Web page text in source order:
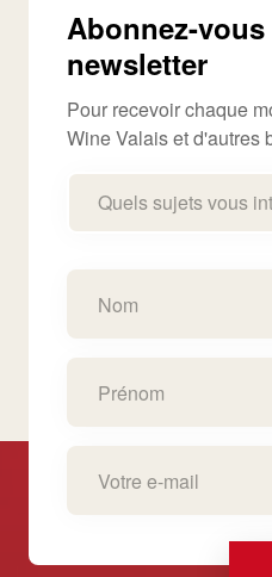
Abonnez-
newsletter
Pour recevoir chaque
Wine Valais et d'autres
Quels sujets vous